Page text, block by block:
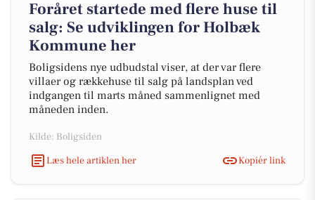
Foråret startede med flere huse til
salg: Se udviklingen for Holbæk
Kommune her
Boligsidens nye udbudstal viser, at der var flere
villaer og rækkehuse til salg på landsplan ved
indgangen til marts måned sammenlignet med
måneden inden.
Kilde: Boligsiden
Læs hele artiklen her
Kopiér link